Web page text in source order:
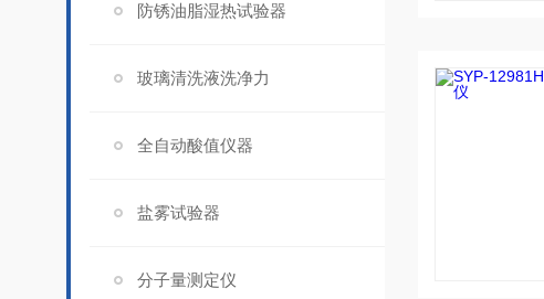
防锈油脂湿热试验器
玻璃清洗液洗净力
全自动酸值仪器
盐雾试验器
分子量测定仪